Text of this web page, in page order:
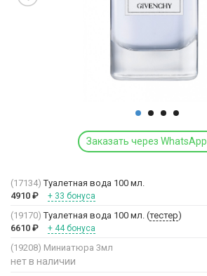
Заказать через WhatsApp
(17134) Туалетная вода 100 мл.
4910 ₽ + 33 бонуса
(19170) Туалетная вода 100 мл. (тестер)
6610 ₽ + 44 бонуса
(19208) Миниатюра 3мл
нет в наличии